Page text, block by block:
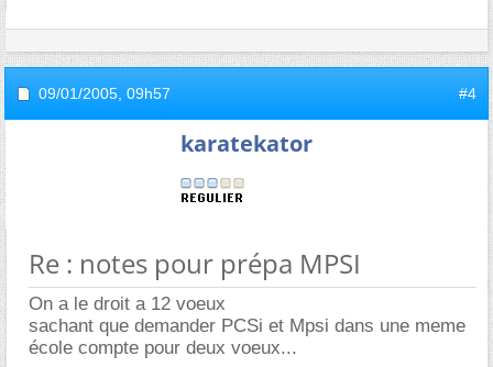
09/01/2005, 09h57 #4
karatekator
Re : notes pour prépa MPSI
On a le droit a 12 voeux
sachant que demander PCSi et Mpsi dans une meme
école compte pour deux voeux...